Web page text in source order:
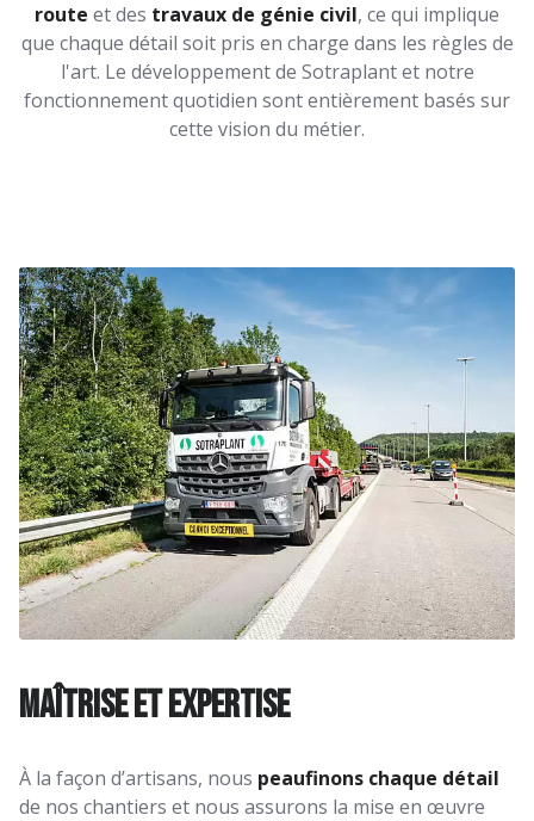
route et des travaux de génie civil, ce qui implique
que chaque détail soit pris en charge dans les règles de
l'art. Le développement de Sotraplant et notre
fonctionnement quotidien sont entièrement basés sur
cette vision du métier.
Maîtrise et expertise
À la façon d’artisans, nous peaufinons chaque détail
de nos chantiers et nous assurons la mise en œuvre